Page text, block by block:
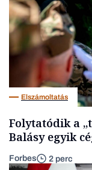
Elszámoltatás
Folytatódik a
Balásy egyik
Forbes 2 perc